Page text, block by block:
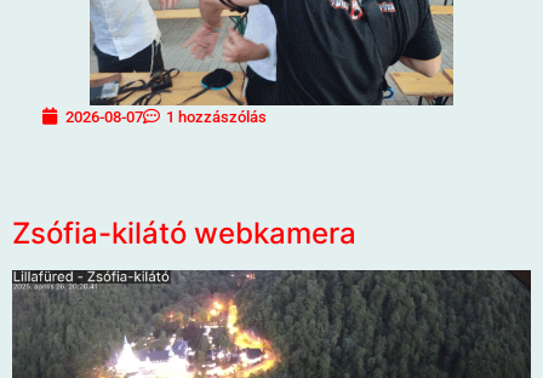
2026-08-07 1 hozzászólás
Zsófia-kilátó webkamera